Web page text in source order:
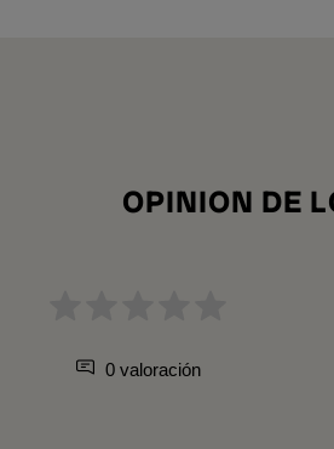
OPINION DE
0 valoración